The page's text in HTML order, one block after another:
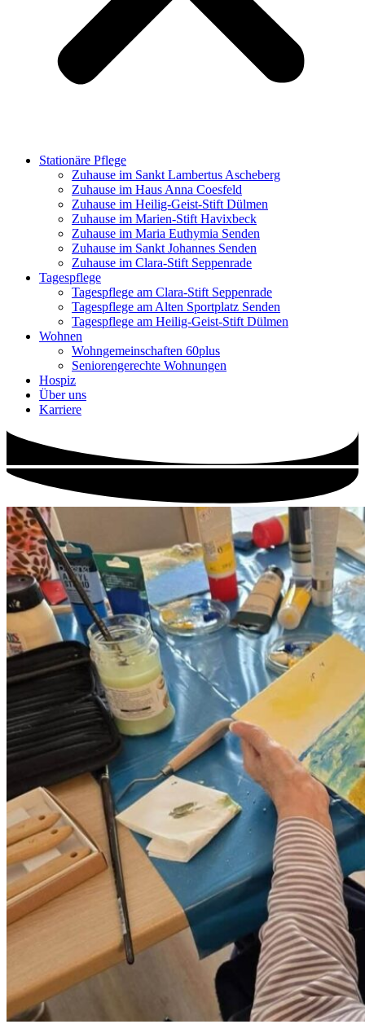
Stationäre Pflege
Zuhause im Sankt Lambertus Ascheberg
Zuhause im Haus Anna Coesfeld
Zuhause im Heilig-Geist-Stift Dülmen
Zuhause im Marien-Stift Havixbeck
Zuhause im Maria Euthymia Senden
Zuhause im Sankt Johannes Senden
Zuhause im Clara-Stift Seppenrade
Tagespflege
Tagespflege am Clara-Stift Seppenrade
Tagespflege am Alten Sportplatz Senden
Tagespflege am Heilig-Geist-Stift Dülmen
Wohnen
Wohngemeinschaften 60plus
Seniorengerechte Wohnungen
Hospiz
Über uns
Karriere